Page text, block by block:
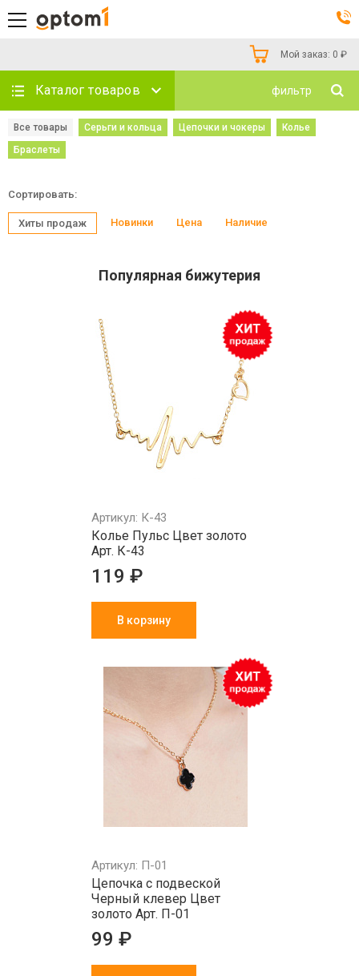
Мой заказ: 0 ₽
Каталог товаров фильтр
Все товары Серьги и кольца Цепочки и чокеры
Колье
Браслеты
Сортировать:
Хиты продаж Новинки Цена Наличие
Популярная бижутерия
Артикул: К-43
Колье Пульс Цвет золото
Арт. К-43
119 ₽
В корзину
Артикул: П-01
Цепочка с подвеской
Черный клевер Цвет
золото Арт. П-01
99 ₽